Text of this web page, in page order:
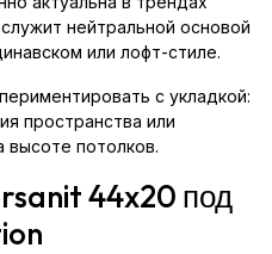
нейтральной основой
или лофт-стиле.
с укладкой:
пространства или
высоте потолков.
44x20 под